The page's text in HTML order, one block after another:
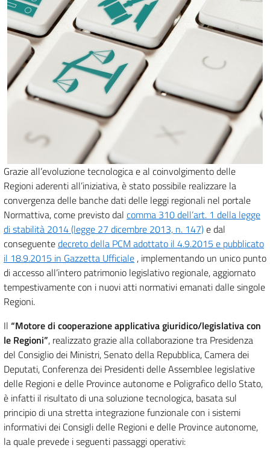
Grazie all’evoluzione tecnologica e al coinvolgimento delle
Regioni aderenti all’iniziativa, è stato possibile realizzare la
convergenza delle banche dati delle leggi regionali nel portale
Normattiva, come previsto dal comma 310 dell’art. 1 della legge
di stabilità 2014 (legge 27 dicembre 2013, n. 147)e dal
conseguentedecreto della PCM adottato il 4.9.2015 e pubblicato
il 18.9.2015 in Gazzetta Ufficiale , implementando un unico punto
di accesso all’intero patrimonio legislativo regionale, aggiornato
tempestivamente con i nuovi atti normativi emanati dalle singole
Regioni.
Il “Motore di cooperazione applicativa giuridico/legislativa con
le Regioni”, realizzato grazie alla collaborazione tra Presidenza
del Consiglio dei Ministri, Senato della Repubblica, Camera dei
Deputati, Conferenza dei Presidenti delle Assemblee legislative
delle Regioni e delle Province autonome e Poligrafico dello Stato,
è infatti il risultato di una soluzione tecnologica, basata sul
principio di una stretta integrazione funzionale con i sistemi
informativi dei Consigli delle Regioni e delle Province autonome,
la quale prevede i seguenti passaggi operativi: